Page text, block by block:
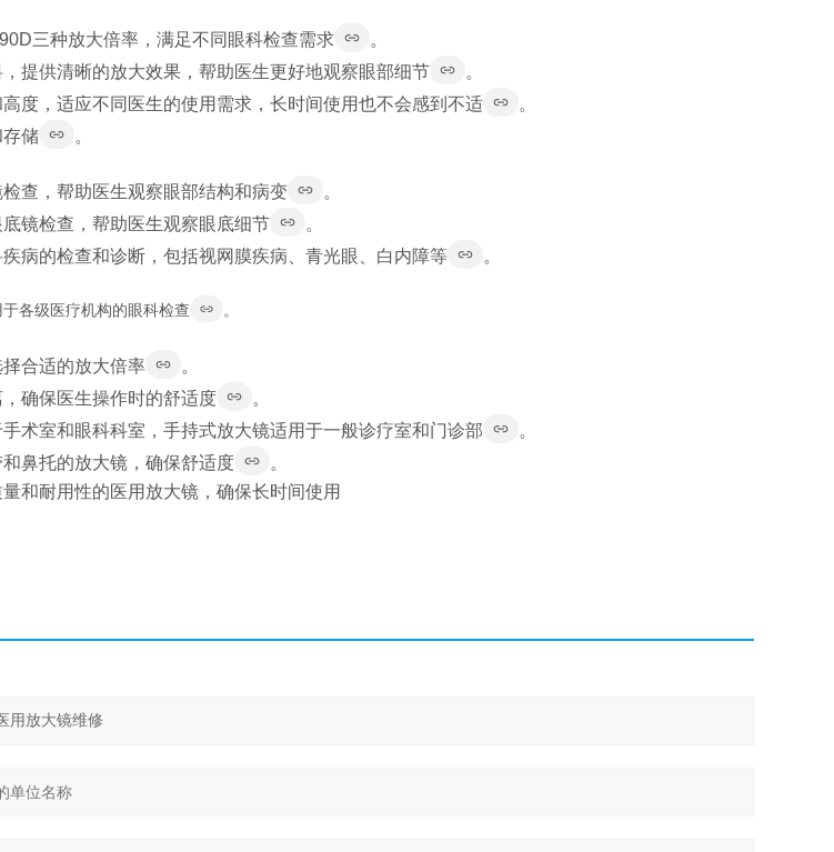
三种放大倍率，满足不同眼科检查需求
。
，提供清晰的放大效果，帮助医生更好地观察眼部细节
。
度，适应不同医生的使用需求，长时间使用也不会感到不适
。
存储 。
检查，帮助医生观察眼部结构和病变
。
底镜检查，帮助医生观察眼底细节
。
疾病的检查和诊断，包括视网膜疾病、青光眼、白内障等 。
于各级医疗机构的眼科检查
。
择合适的放大倍率
。
，确保医生操作时的舒适度
。
手术室和眼科科室，手持式放大镜适用于一般诊疗室和门诊部
。
和鼻托的放大镜，确保舒适度
。
量和耐用性的医用放大镜，确保长时间使用